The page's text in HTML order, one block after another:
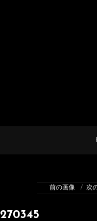
前の画像 次
270345